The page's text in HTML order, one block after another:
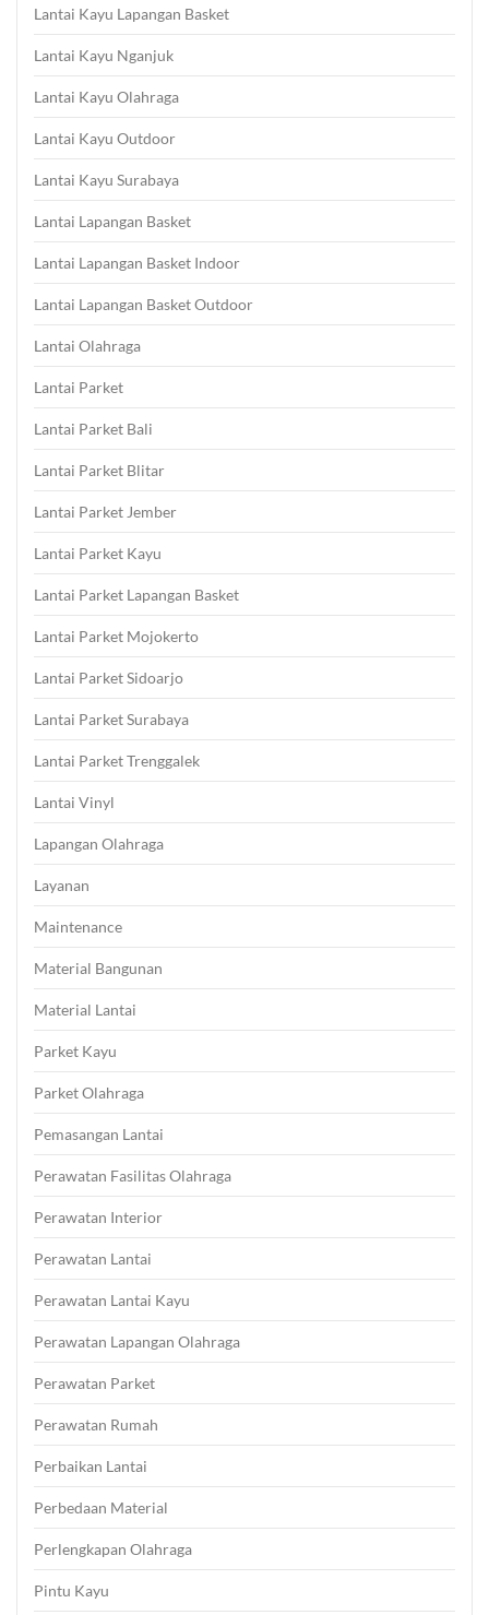
Lantai Kayu Lapangan Basket
Lantai Kayu Nganjuk
Lantai Kayu Olahraga
Lantai Kayu Outdoor
Lantai Kayu Surabaya
Lantai Lapangan Basket
Lantai Lapangan Basket Indoor
Lantai Lapangan Basket Outdoor
Lantai Olahraga
Lantai Parket
Lantai Parket Bali
Lantai Parket Blitar
Lantai Parket Jember
Lantai Parket Kayu
Lantai Parket Lapangan Basket
Lantai Parket Mojokerto
Lantai Parket Sidoarjo
Lantai Parket Surabaya
Lantai Parket Trenggalek
Lantai Vinyl
Lapangan Olahraga
Layanan
Maintenance
Material Bangunan
Material Lantai
Parket Kayu
Parket Olahraga
Pemasangan Lantai
Perawatan Fasilitas Olahraga
Perawatan Interior
Perawatan Lantai
Perawatan Lantai Kayu
Perawatan Lapangan Olahraga
Perawatan Parket
Perawatan Rumah
Perbaikan Lantai
Perbedaan Material
Perlengkapan Olahraga
Pintu Kayu